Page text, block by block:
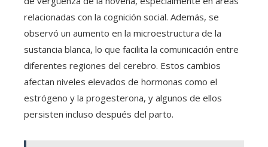
relacionadas con la cognición social. Además, se
observó un aumento en la microestructura de la
sustancia blanca, lo que facilita la comunicación entre
diferentes regiones del cerebro. Estos cambios
afectan niveles elevados de hormonas como el
estrógeno y la progesterona, y algunos de ellos
persisten incluso después del parto.